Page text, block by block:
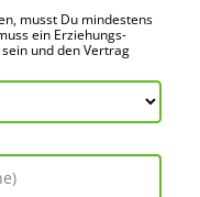
musst Du mindes­tens
ein Erziehungs­
und den Vertrag